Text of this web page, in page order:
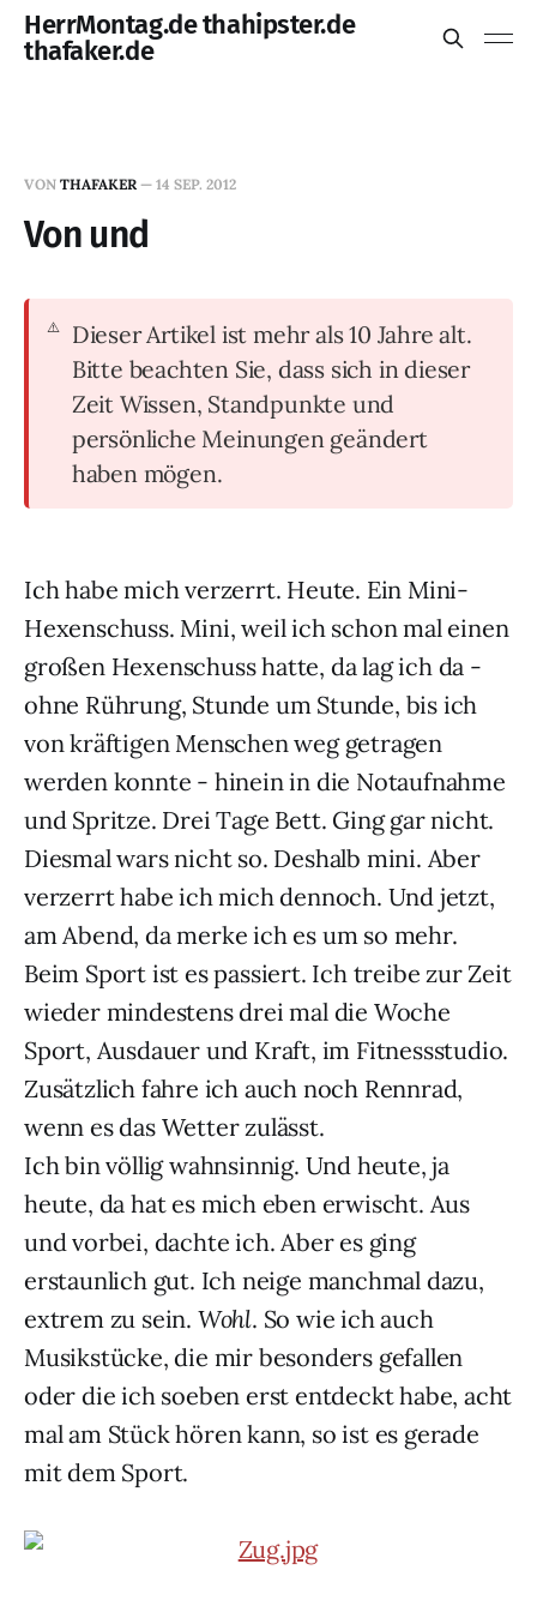
HerrMontag.de thahipster.de
thafaker.de
VON THAFAKER — 14 SEP. 2012
Von und
Dieser Artikel ist mehr als 10 Jahre alt.
Bitte beachten Sie, dass sich in dieser
Zeit Wissen, Standpunkte und
persönliche Meinungen geändert
haben mögen.
Ich habe mich verzerrt. Heute. Ein Mini-
Hexenschuss. Mini, weil ich schon mal einen
großen Hexenschuss hatte, da lag ich da -
ohne Rührung, Stunde um Stunde, bis ich
von kräftigen Menschen weg getragen
werden konnte - hinein in die Notaufnahme
und Spritze. Drei Tage Bett. Ging gar nicht.
Diesmal wars nicht so. Deshalb mini. Aber
verzerrt habe ich mich dennoch. Und jetzt,
am Abend, da merke ich es um so mehr.
Beim Sport ist es passiert. Ich treibe zur Zeit
wieder mindestens drei mal die Woche
Sport, Ausdauer und Kraft, im Fitnessstudio.
Zusätzlich fahre ich auch noch Rennrad,
wenn es das Wetter zulässt.
Ich bin völlig wahnsinnig. Und heute, ja
heute, da hat es mich eben erwischt. Aus
und vorbei, dachte ich. Aber es ging
erstaunlich gut. Ich neige manchmal dazu,
extrem zu sein. Wohl. So wie ich auch
Musikstücke, die mir besonders gefallen
oder die ich soeben erst entdeckt habe, acht
mal am Stück hören kann, so ist es gerade
mit dem Sport.